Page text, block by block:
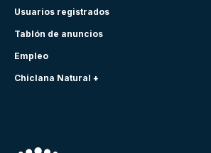
Usuarios registrados
Tablón de anuncios
Empleo
Chiclana Natural +